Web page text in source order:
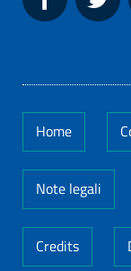
Home
Note legali
Credits